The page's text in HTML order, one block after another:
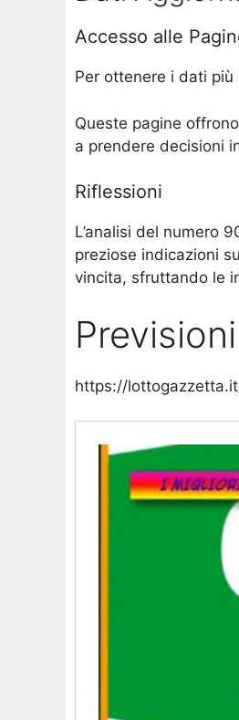
Accesso alle
Per ottenere i dati
Queste pagine
a prendere decisioni
Riflessioni
L’analisi del numero
preziose indicazioni
vincita, sfruttando le
https://